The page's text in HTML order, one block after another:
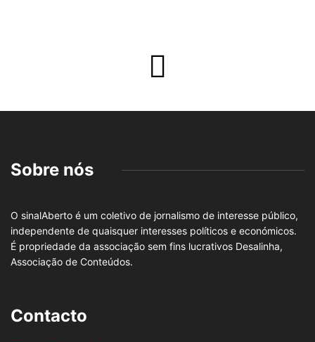
Sobre nós
O sinalAberto é um coletivo de jornalismo de interesse público,
independente de quaisquer interesses políticos e económicos.
É propriedade da associação sem fins lucrativos Desalinha,
Associação de Conteúdos.
Contacto